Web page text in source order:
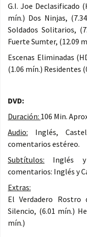
G.I. Joe Declasificado
mín.) Dos Ninjas,
Soldados Solitarios,
Fuerte Sumter, (12.09
Escenas Eliminadas
(1.06 mín.) Residentes
DVD:
Duración: 106 Min.
Audio: Inglés,
comentarios estéreo.
Subtítulos: Inglés y
comentarios: Inglés y
Extras:
El Verdadero
Silencio, (6.01 mín.)
mín.)